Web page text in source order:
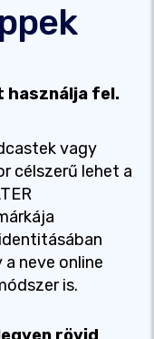
használja fel.
vagy
célszerű lehet a
neve online
is.